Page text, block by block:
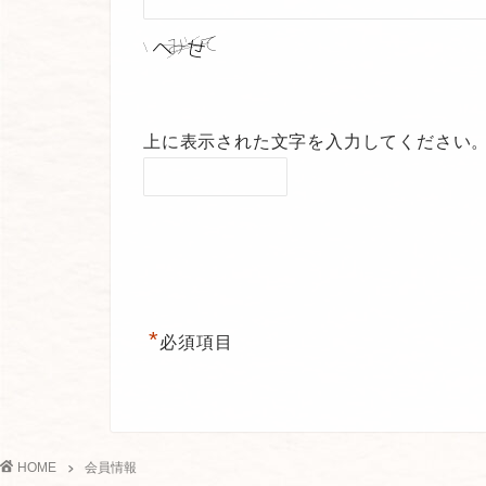
上に表示された文字を入力してください
*必須項目
HOME 会員情報